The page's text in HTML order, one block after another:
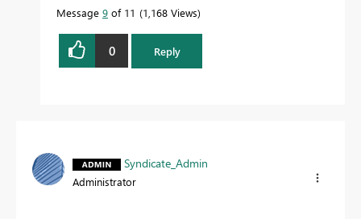
Message 9 of 11 1,168 Views
0 Reply
Syndicate_Admin
Administrator